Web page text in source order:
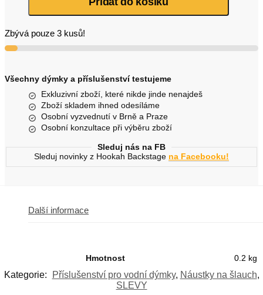
Zbývá pouze 3 kusů!
Všechny dýmky a příslušenství testujeme
Exkluzivní zboží, které nikde jinde nenajdeš
Zboží skladem ihned odesíláme
Osobní vyzvednutí v Brně a Praze
Osobní konzultace při výběru zboží
Sleduj nás na FB
Sleduj novinky z Hookah Backstage na Facebooku!
Další informace
Hmotnost 0.2 kg
Kategorie: Příslušenství pro vodní dýmky, Náustky na šlauch,
SLEVY